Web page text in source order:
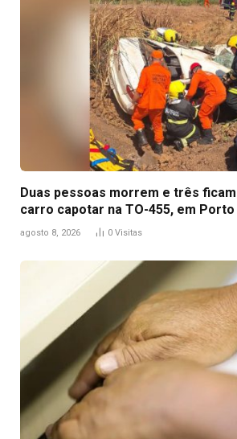
Duas pessoas morrem e três
carro capotar na TO-455, em Porto
agosto 8, 2026 0 Visitas